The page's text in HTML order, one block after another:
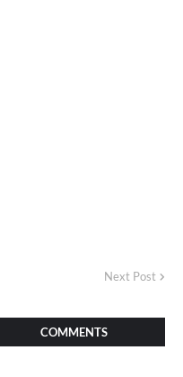
Next Post
COMMENTS